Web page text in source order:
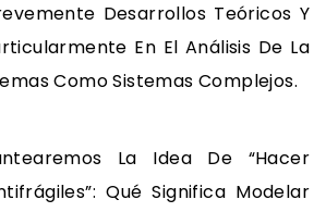
Desarrollos Teóricos Y
En El Análisis De La
Como Sistemas Complejos.
La Idea De “hacer
Qué Significa Modelar